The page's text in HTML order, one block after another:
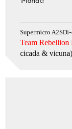
Supermicro
Team Rebellion
cicada & vicuna)